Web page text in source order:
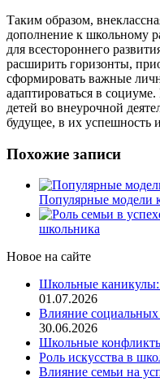
Таким образом,
дополнение к школьному
для всестороннего
расширить горизонты,
сформировать важные
адаптироваться в
детей во внеурочной
будущее, в их успешность
Похожие записи
Популярные модели
школьника
Новое на сайте
Школьные каникулы:
01.07.2026
Влияние социальных
30.06.2026
Школьные
Роль искусства в
Влияние семьи на